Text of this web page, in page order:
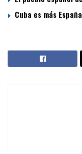
Cuba es más